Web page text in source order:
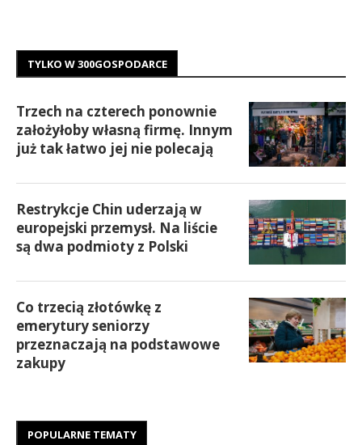
TYLKO W 300GOSPODARCE
Trzech na czterech ponownie
założyłoby własną firmę. Innym
już tak łatwo jej nie polecają
Restrykcje Chin uderzają w
europejski przemysł. Na liście
są dwa podmioty z Polski
Co trzecią złotówkę z
emerytury seniorzy
przeznaczają na podstawowe
zakupy
POPULARNE TEMATY